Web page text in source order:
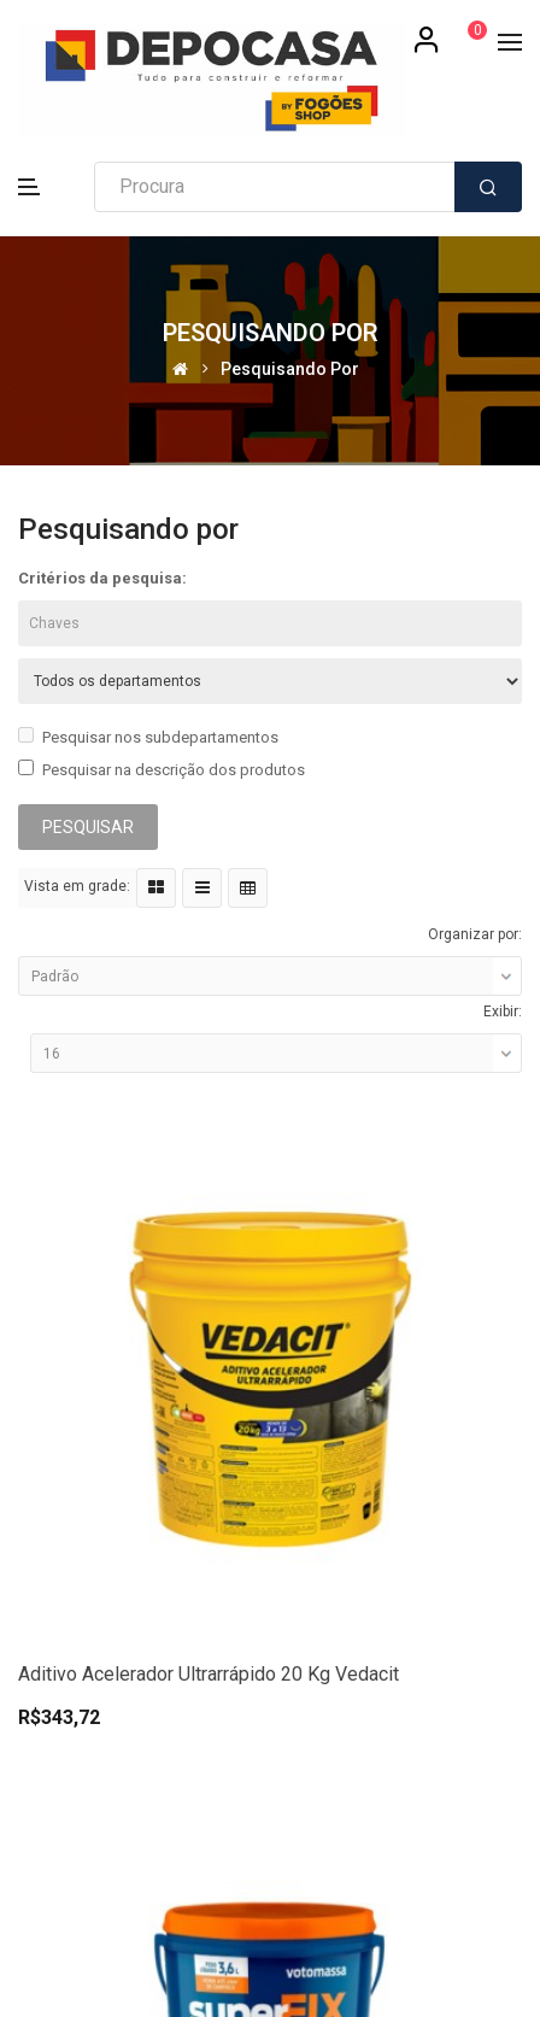
0
PESQUISANDO POR
Pesquisando Por
Pesquisando por
Critérios da pesquisa:
Pesquisar nos subdepartamentos
Pesquisar na descrição dos produtos
Vista em grade:
Organizar por:
Exibir:
Aditivo Acelerador Ultrarrápido 20 Kg Vedacit
R$343,72